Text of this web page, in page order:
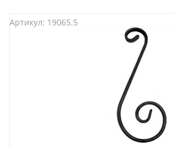
Артикул: 19065.5